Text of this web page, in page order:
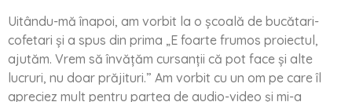
Uitându-mă înapoi, am vorbit la o școală de bucătari-
cofetari și a spus din prima „E foarte frumos proiectul,
ajutăm. Vrem să învățăm cursanții că pot face și alte
lucruri, nu doar prăjituri.” Am vorbit cu un om pe care îl
apreciez mult pentru partea de audio-video și mi-a